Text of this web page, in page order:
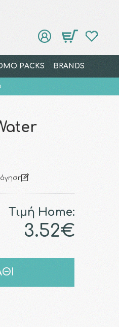
PACKS BRANDS
Τιμή Home:
3.52€